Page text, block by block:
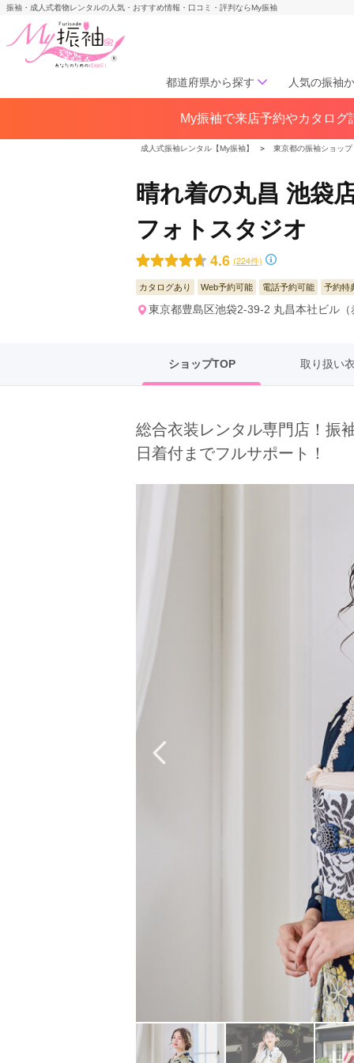
振袖・成人式着物レンタルの人気・おすすめ情報・口コミ・評判ならMy振袖
都道府県から探す
北海道／東北
北海道(141) 青森県(41)
岩
福島県(60)
中部
岐阜県(85)
三重県(76)
山梨県(37)
新潟県(65)
京都府(134)
滋賀県(55)
奈
四国
香川県(44) 徳島県(23)
人気の振袖
My振袖で来店予約やカタロ
成人式振袖レンタル【My振袖】 ＞ 東京都の振袖ショップ
晴れ着の丸昌 池袋
フォトスタジオ
4.6 (224件)
カタログあり Web予約可能 電話予約可能 予約特
東京都豊島区池袋2-39-2 丸昌本社ビル
ショップTOP 取り扱い
総合衣装レンタル専門店！振
日着付までフルサポート！